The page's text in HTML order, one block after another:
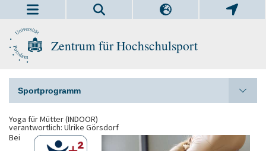
Zentrum für Hochschulsport
Sportprogramm
Yoga für Mütter (INDOOR)
verantwortlich: Ulrike Görsdorf
Bei